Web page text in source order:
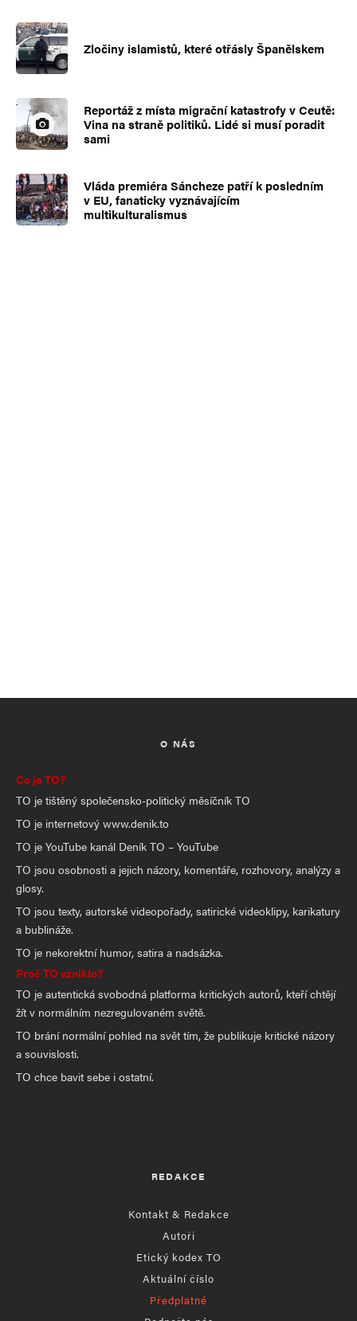
Zločiny islamistů, které otřásly Španělskem
Reportáž z místa migrační katastrofy v Ceutě:
Vina na straně politiků. Lidé si musí poradit
sami
Vláda premiéra Sáncheze patří k posledním
v EU, fanaticky vyznávajícím
multikulturalismus
O NÁS
Co je TO?
TO je tištěný společensko-politický měsíčník TO
TO je internetový www.denik.to
TO je YouTube kanál Deník TO – YouTube
TO jsou osobnosti a jejich názory, komentáře, rozhovory, analýzy a
glosy.
TO jsou texty, autorské videopořady, satirické videoklipy, karikatury
a bublináže.
TO je nekorektní humor, satira a nadsázka.
Proč TO vzniklo?
TO je autentická svobodná platforma kritických autorů, kteří chtějí
žít v normálním nezregulovaném světě.
TO brání normální pohled na svět tím, že publikuje kritické názory
a souvislosti.
TO chce bavit sebe i ostatní.
REDAKCE
Kontakt & Redakce
Autoři
Etický kodex TO
Aktuální číslo
Předplatné